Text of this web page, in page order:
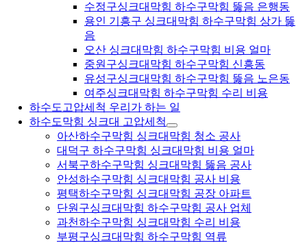
수정구싱크대막힘 하수구막힘 뚫음 은행동
용인 기흥구 싱크대막힘 하수구막힘 상가 뚫
음
오산 싱크대막힘 하수구막힘 비용 얼마
중원구싱크대막힘 하수구막힘 신흥동
유성구싱크대막힘 하수구막힘 뚫음 노은동
여주싱크대막힘 하수구막힘 수리 비용
하수도고압세척 우리가 하는 일
하수도막힘 싱크대 고압세척
아산하수구막힘 싱크대막힘 청소 공사
대덕구 하수구막힘 싱크대막힘 비용 얼마
서북구하수구막힘 싱크대막힘 뚫음 공사
안성하수구막힘 싱크대막힘 공사 비용
평택하수구막힘 싱크대막힘 공장 아파트
단원구싱크대막힘 하수구막힘 공사 업체
과천하수구막힘 싱크대막힘 수리 비용
부평구싱크대막힘 하수구막힘 역류